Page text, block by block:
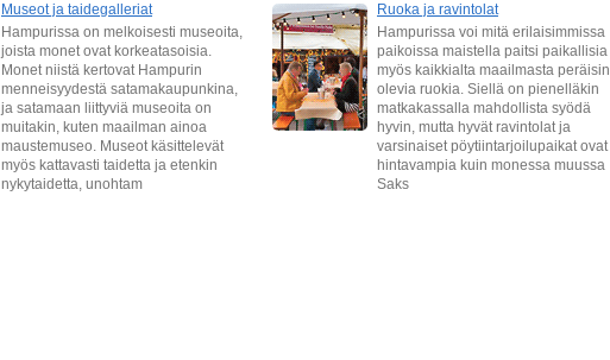
Museot ja taidegalleriat
Hampurissa on melkoisesti museoita,
joista monet ovat korkeatasoisia.
Monet niistä kertovat Hampurin
menneisyydestä satamakaupunkina,
ja satamaan liittyviä museoita on
muitakin, kuten maailman ainoa
maustemuseo. Museot käsittelevät
myös kattavasti taidetta ja etenkin
nykytaidetta, unohtam
Ruoka ja ravintolat
Hampurissa voi mitä erilaisimmissa
paikoissa maistella paitsi paikallisia
myös kaikkialta maailmasta peräisin
olevia ruokia. Siellä on pienelläkin
matkakassalla mahdollista syödä
hyvin, mutta hyvät ravintolat ja
varsinaiset pöytiintarjoilupaikat ovat
hintavampia kuin monessa muussa
Saks